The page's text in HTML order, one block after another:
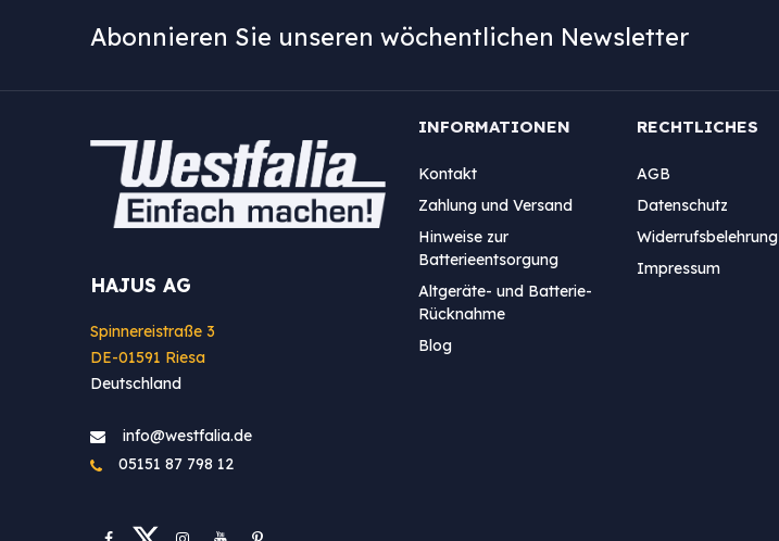
Abonnieren Sie unseren wöchentlichen Newsletter
HAJUS AG
Spinnereistraße 3
DE-01591 Riesa
Deutschland
info@westfa​lia.de
05151 87 798 12
INFORMATIONEN
Kontakt
Zahlung und Versand
Hinweise zur
Batterieentsorgung
Altgeräte- und Batterie-
Rücknahme
Blog
RECHTLICHES
AGB
Datenschutz
Widerrufsbelehrung
Impressum